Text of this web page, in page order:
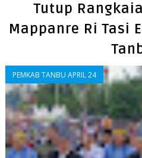
Tutup
Mappanre Ri Tasi
PEMKAB TANBU APRIL 24